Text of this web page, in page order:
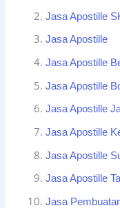
Jasa Apostille
Jasa Apostille
Jasa Apostille
Jasa Apostille
Jasa Apostille
Jasa Apostille
Jasa Apostille
Jasa Apostille
Jasa